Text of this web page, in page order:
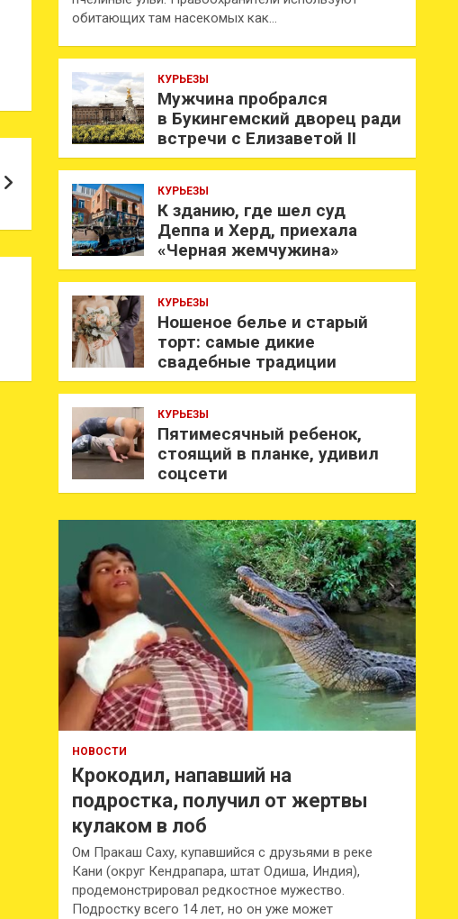
обитающих там насекомых как…
КУРЬЕЗЫ
Мужчина пробрался
в Букингемский дворец ради
встречи с Елизаветой II
КУРЬЕЗЫ
К зданию, где шел суд
Деппа и Херд, приехала
«Черная жемчужина»
КУРЬЕЗЫ
Ношеное белье и старый
торт: самые дикие
свадебные традиции
КУРЬЕЗЫ
Пятимесячный ребенок,
стоящий в планке, удивил
соцсети
НОВОСТИ
Крокодил, напавший на
подростка, получил от жертвы
кулаком в лоб
Ом Пракаш Саху, купавшийся с друзьями в реке
Кани (округ Кендрапара, штат Одиша, Индия),
продемонстрировал редкостное мужество.
Подростку всего 14 лет, но он уже может